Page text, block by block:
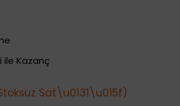
ile Kazanç
Sat\u0131\u015f)